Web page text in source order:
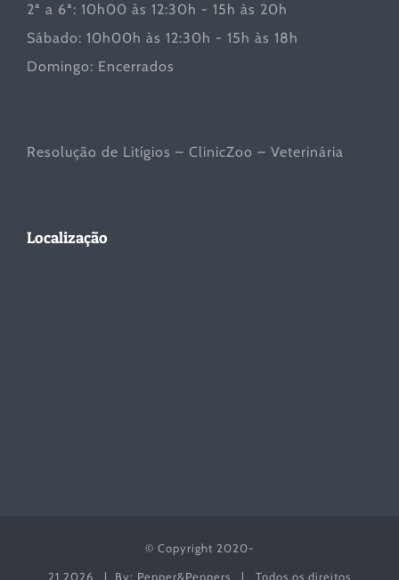
2ª a 6ª: 10h00 às 12:30h - 15h às 20h
Sábado: 10h00h às 12:30h - 15h às 18h
Domingo: Encerrados
Resolução de Litígios – ClinicZoo – Veterinária
Localização
© Copyright 2020-
21 2026 | By: Pepper&Peppers | Todos os direitos